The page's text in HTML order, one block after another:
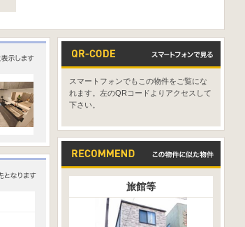
スマートフォンでもこの物件をご覧にな
れます。左のQRコードよりアクセスして
下さい。
旅館等